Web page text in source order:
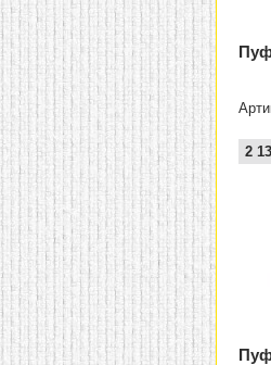
домашнем использовании.
Эта мебель имеет
некоторые преимущества
перед той же стенкой для
гостиной, к примеру,
поскольку она более
легкая и не загромождает
пространство. В спальне
этот предмет можно
поставить у изголовья
кровати, чтобы заполнить
пустующее там
место.
Также стеллажи
очень часто используют в
качестве разграничителей
комнаты, например, на
рабочую зону и
пространство для отдыха.
Особенно это актуально
для однокомнатных
квартир.
2